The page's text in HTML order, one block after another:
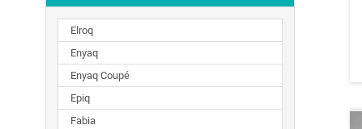
Elroq
Enyaq
Enyaq Coupé
Epiq
Fabia